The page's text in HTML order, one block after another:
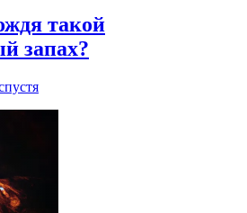
такой
запах?